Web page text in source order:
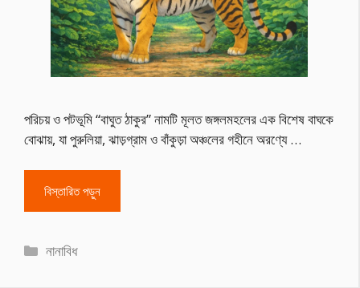
পরিচয় ও পটভূমি “বাঘুত ঠাকুর” নামটি মূলত জঙ্গলমহলের এক বিশেষ বাঘকে
বোঝায়, যা পুরুলিয়া, ঝাড়গ্রাম ও বাঁকুড়া অঞ্চলের গহীনে অরণ্যে …
বিস্তারিত পড়ুন
Categories
নানাবিধ